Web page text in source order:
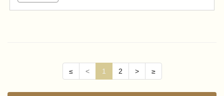
≤ < 1 2 > ≥